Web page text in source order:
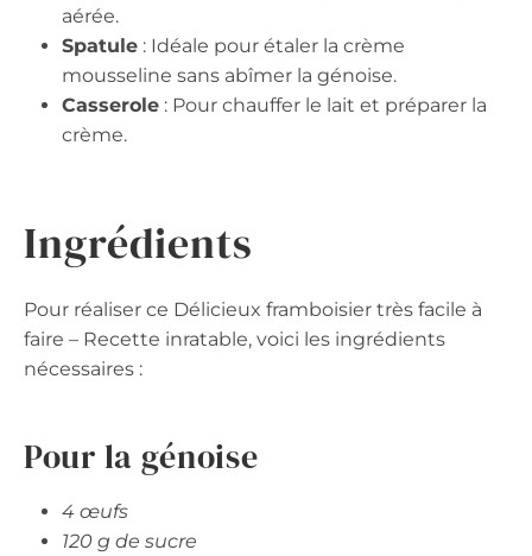
aérée.
Spatule : Idéale pour étaler la crème
mousseline sans abîmer la génoise.
Casserole : Pour chauffer le lait et préparer la
crème.
Ingrédients
Pour réaliser ce Délicieux framboisier très facile à
faire – Recette inratable, voici les ingrédients
nécessaires :
Pour la génoise
4 œufs
120 g de sucre